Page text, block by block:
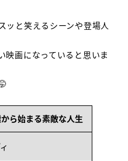
ッと笑えるシーンや登場人
映画になっていると思いま
ら始まる素敵な人生